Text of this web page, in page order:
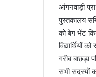
आंगनवाड़ी
पुस्तकालय
को बेग भेंट
विद्यार्थियों
गरीब बाछड़ा
सभी सदस्यों